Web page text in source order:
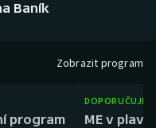
Baník
Zobrazit program
program ME v